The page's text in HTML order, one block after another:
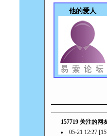
他的爱人
157719 关注的网
05-21 12:27